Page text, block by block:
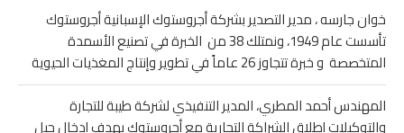
خوان جارسه ، مدير التصدير بشركة أجروستوك الإسبانية أجروستوك
تأسست عام 1949، ونمتلك 38 من الخبرة في تصنيع الأسمدة
المتخصصة و خبرة تتجاوز 26 عاماً في تطوير وإنتاج المغذيات الحيوية
المهندس أحمد المطري، المدير التنفيذي لشركة طيبة للتجارة
والتوكيلات إطلاق الشراكة التجارية مع أجروستوك يهدف إدخال جيل